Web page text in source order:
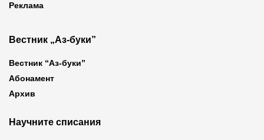
Реклама
Вестник „Аз-буки”
Вестник “Аз-буки”
Абонамент
Архив
Научните списания